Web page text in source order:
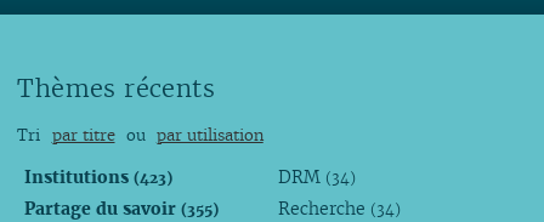
Thèmes récents
Tri par titre ou par utilisation
Institutions (423)
Partage du savoir (355)
DRM (34)
Recherche (34)